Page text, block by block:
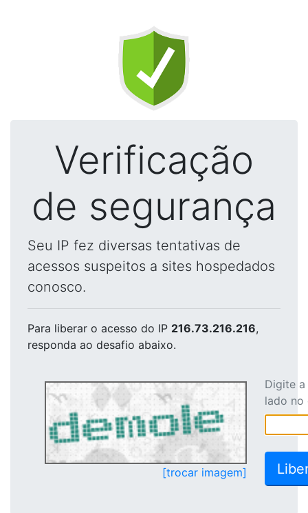
Verificação
de segurança
Seu IP fez diversas tentativas de
acessos suspeitos a sites hospedados
conosco.
Para liberar o acesso do IP 216.73.216.216,
responda ao desafio abaixo.
[trocar imagem]
Digite
lado no